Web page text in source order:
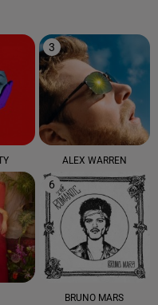
3
ALEX WARREN
6
BRUNO MARS